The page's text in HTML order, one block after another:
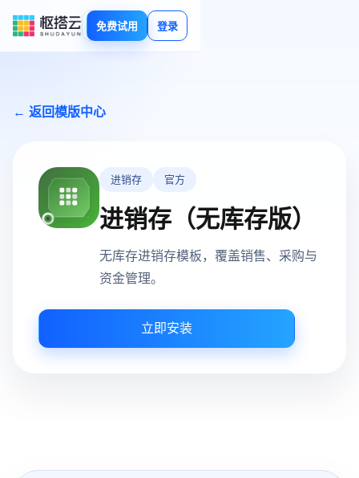
免费试用 登录
← 返回模版中心
进销存 官方
进销存（无库存版）
无库存进销存模板，覆盖销售、采购与
资金管理。
立即安装